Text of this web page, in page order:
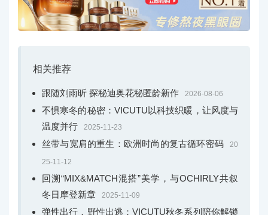
相关推荐
跟随刘雨昕 探秘迪奥花秘匿龄新作 2026-08-06
不惧寒冬的秘密：VICUTU以科技织暖，让风度与
温度并行
2025-11-23
丝带与宽肩的重生：欧洲时尚的复古循环密码 20
25-11-12
回溯“MIX&MATCH混搭”美学，与OCHIRLY共叙
冬日摩登新章
2025-11-09
弹性出行，野性出逃：VICUTU秋冬系列陪你解锁